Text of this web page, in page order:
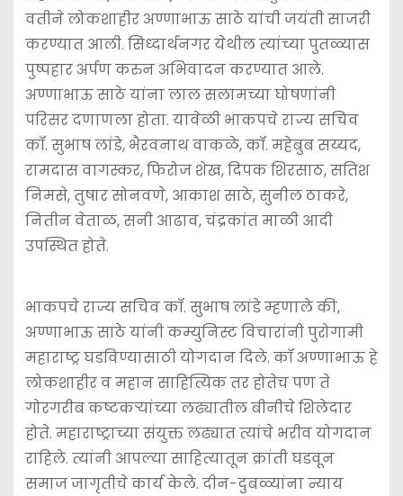
o
o
k
p
p
n
g
er
वतीने लोकशाहीर अण्णाभाऊ साठे यांची जयंती साजरी
करण्यात आली. सिध्दार्थनगर येथील त्यांच्या पुतळ्यास
पुष्पहार अर्पण करुन अभिवादन करण्यात आले.
अण्णाभाऊ साठे यांना लाल सलामच्या घोषणांनी
परिसर दणाणला होता. यावेळी भाकपचे राज्य सचिव
कॉ. सुभाष लांडे, भैरवनाथ वाकळे, कॉ. महेबुब सय्यद,
रामदास वागस्कर, फिरोज शेख, दिपक शिरसाठ, सतिश
निमसे, तुषार सोनवणे, आकाश साठे, सुनील ठाकरे,
नितीन वेताळ, सनी आढाव, चंद्रकांत माळी आदी
उपस्थित होते.
भाकपचे राज्य सचिव कॉ. सुभाष लांडे म्हणाले की,
अण्णाभाऊ साठे यांनी कम्युनिस्ट विचारांनी पुरोगामी
महाराष्ट्र घडविण्यासाठी योगदान दिले. कॉ अण्णाभाऊ हे
लोकशाहीर व महान साहित्यिक तर होतेच पण ते
गोरगरीब कष्टकर्‍यांच्या लढ्यातील बीनीचे शिलेदार
होते. महाराष्ट्राच्या संयुक्त लढ्यात त्यांचे भरीव योगदान
राहिले. त्यांनी आपल्या साहित्यातून क्रांती घडवून
समाज जागृतीचे कार्य केले. दीन-दुबळ्यांना न्याय